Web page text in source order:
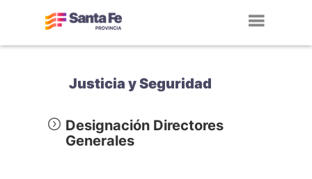
Justicia y Seguridad
Designación Directores
Generales